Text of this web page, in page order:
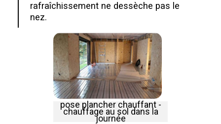
rafraîchissement ne dessèche pas le
nez.
pose plancher chauffant -
chauffage au sol dans la
journée